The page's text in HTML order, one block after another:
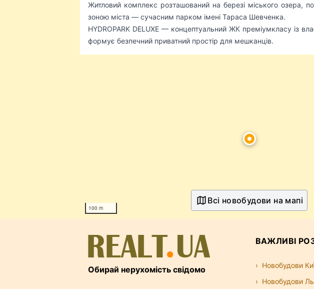
Житловий комплекс розташований на березі міського озера,
зоною міста — сучасним парком імені Тараса Шевченка.
HYDROPARK DELUXE — концептуальний ЖК преміумкласу із
формує безпечний приватний простір для мешканців.
100 m
Всі новобудови на мапі
Обирай нерухомість свідомо
ВАЖЛИВІ
Новобудови
Новобудови